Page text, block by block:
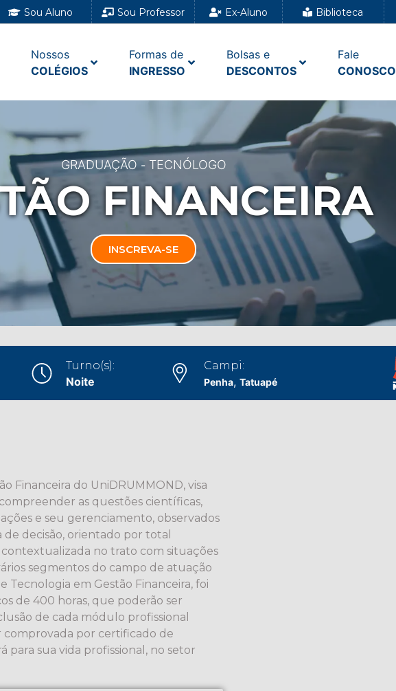
Sou Aluno Sou Professor Ex-Aluno Biblioteca
Nossos
COLÉGIOS
Formas de
INGRESSO
Bolsas e
DESCONTOS
Fale
CONOSCO
GRADUAÇÃO - TECNÓLOGO
FINANCEIRA
INSCREVA-SE
Turno(s):
Noite
Campi:
Penha, Tatuapé
Financeira do UniDRUMMOND, visa
as questões científicas,
e seu gerenciamento, observados
decisão, orientado por total
no trato com situações
segmentos do campo de atuação
Tecnologia em Gestão Financeira, foi
de 400 horas, que poderão ser
de cada módulo profissional
comprovada por certificado de
sua vida profissional, no setor